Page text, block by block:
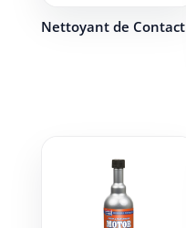
Nettoyant de Contact